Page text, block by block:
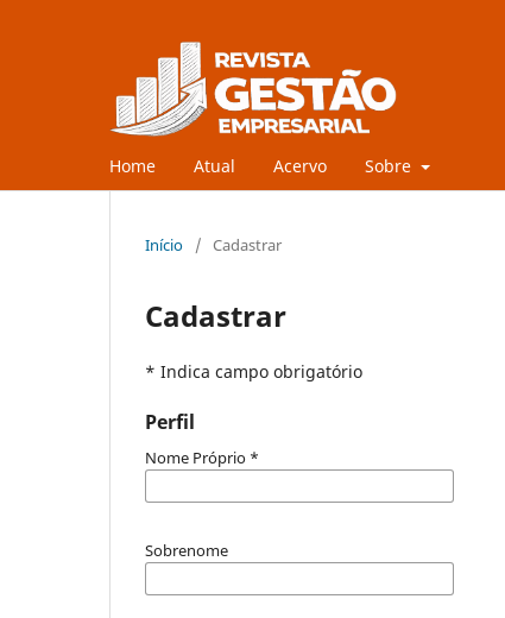
Home Atual Acervo Sobre
Início / Cadastrar
Cadastrar
* Indica campo obrigatório
Perfil
Nome Próprio *
Sobrenome